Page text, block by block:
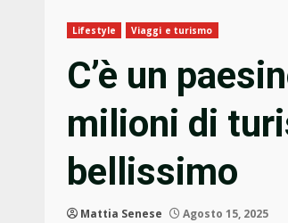
Lifestyle Viaggi e turismo
C’è un
milioni di
bellissimo
Mattia Senese Agosto 15, 2025